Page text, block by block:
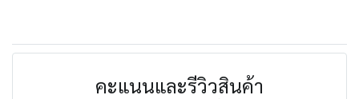
คะแนนและรีวิวสินค้า